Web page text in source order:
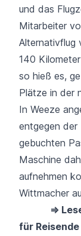
und das
Mitarbeiter
Alternativflug
140
so hieß es,
Plätze in der
In Weeze
entgegen der
gebuchten
Maschine
aufnehmen
Wittmacher
⇒
für